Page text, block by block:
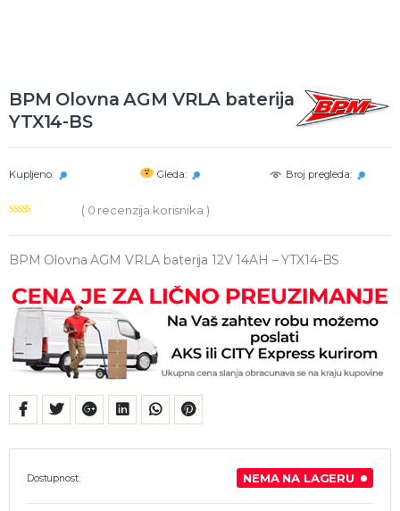
BPM Olovna AGM VRLA baterija
YTX14-BS
Kupljeno: Gleda: Broj pregleda:
( 0 recenzija korisnika )
BPM Olovna AGM VRLA baterija 12V 14AH – YTX14-BS
Dostupnost: NEMA NA LAGERU